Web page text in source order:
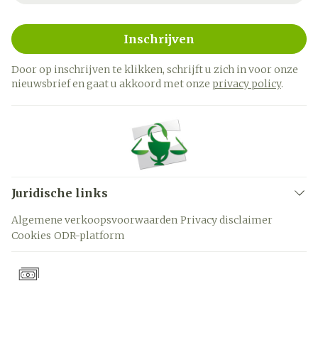
Inschrijven
Door op inschrijven te klikken, schrijft u zich in voor onze
nieuwsbrief en gaat u akkoord met onze privacy policy.
Juridische links
Algemene verkoopsvoorwaarden Privacy disclaimer
Cookies ODR-platform